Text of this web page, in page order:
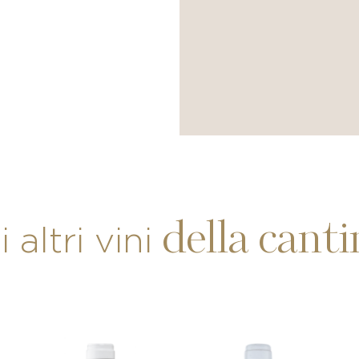
altri vini della